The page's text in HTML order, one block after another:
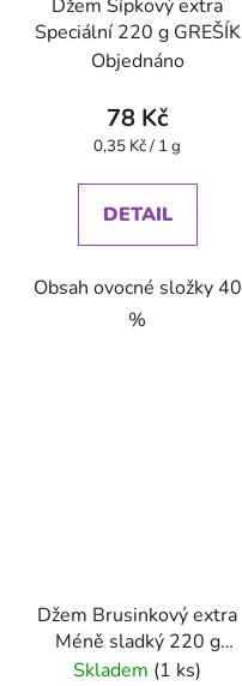
Džem Šípkový extra
Speciální 220 g GREŠÍK
Objednáno
78 Kč
Měrná
0,35 Kč / 1 g
DETAIL
Obsah ovocné složky 40
%
Džem Brusinkový extra
Méně sladký 220 g
GREŠÍK
Skladem (1 ks)